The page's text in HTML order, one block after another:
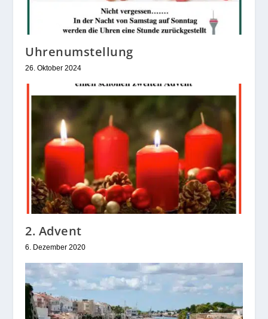
Uhrenumstellung
26. Oktober 2024
2. Advent
6. Dezember 2020